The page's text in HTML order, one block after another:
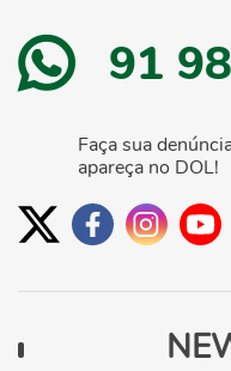
91
Faça sua
apareça no DOL!